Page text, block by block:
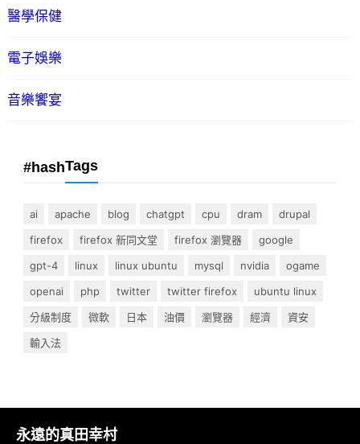
醫學保健
電子娛樂
音樂饗宴
#hashTags
ai apache blog chatgpt cpu dram
drupal
firefox
firefox 新同文堂 firefox 瀏覽器
google
gpt-4
linux linux ubuntu mysql nvidia
ogame
openai
php twitter twitter firefox
ubuntu linux
分級制度
微軟 日本 油價 瀏覽器 經濟
資安
輸入法
永遠的真田幸村